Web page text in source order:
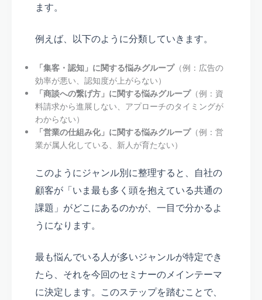
ます。
例えば、以下のように分類していきます。
「集客・認知」に関する悩みグループ（例：広告の
効率が悪い、認知度が上がらない）
「商談への繋げ方」に関する悩みグループ（例：資
料請求から進展しない、アプローチのタイミングが
わからない）
「営業の仕組み化」に関する悩みグループ（例：営
業が属人化している、新人が育たない）
このようにジャンル別に整理すると、自社の
顧客が「いま最も多く頭を抱えている共通の
課題」がどこにあるのかが、一目で分かるよ
うになります。
最も悩んでいる人が多いジャンルが特定でき
たら、それを今回のセミナーのメインテーマ
に決定します。このステップを踏むことで、